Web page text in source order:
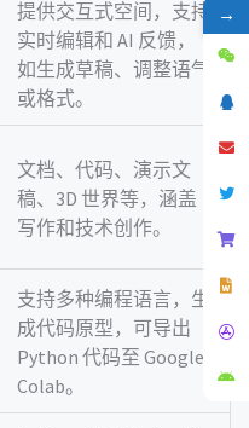
提供交互式空间，支持
实时编辑和 AI 反馈，
如生成草稿、调整语气
或格式。
文档、代码、演示文
稿、3D 世界等，涵盖
写作和技术创作。
支持多种编程语言，生
成代码原型，可导出
Python 代码至 Google
Colab。
→